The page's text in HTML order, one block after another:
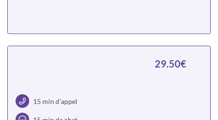
15 min d’appel
29.50€